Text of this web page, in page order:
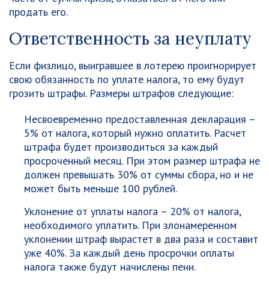
продать его.
Ответственность за неуплату
Если физлицо, выигравшее в лотерею проигнорирует
свою обязанность по уплате налога, то ему будут
грозить штрафы. Размеры штрафов следующие:
Несвоевременно предоставленная декларация –
5% от налога, который нужно оплатить. Расчет
штрафа будет производиться за каждый
просроченный месяц. При этом размер штрафа не
должен превышать 30% от суммы сбора, но и не
может быть меньше 100 рублей.
Уклонение от уплаты налога – 20% от налога,
необходимого уплатить. При злонамеренном
уклонении штраф вырастет в два раза и составит
уже 40%. За каждый день просрочки оплаты
налога также будут начислены пени.